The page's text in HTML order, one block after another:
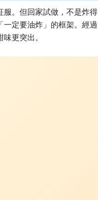
服。但回家試做，不是炸
一定要油炸」的框架。經
更突出。